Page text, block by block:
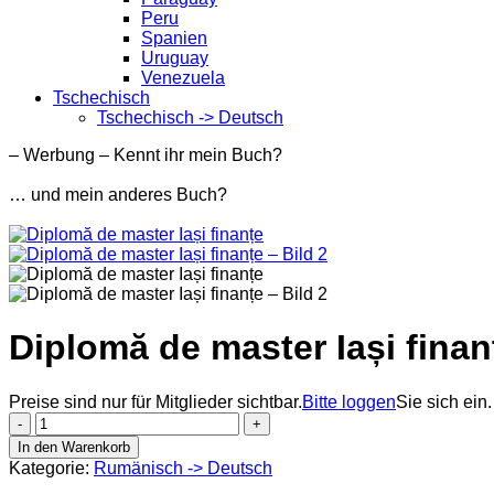
Peru
Spanien
Uruguay
Venezuela
Tschechisch
Tschechisch -> Deutsch
– Werbung – Kennt ihr mein Buch?
… und mein anderes Buch?
Diplomă de master Iași
Preise sind nur für Mitglieder sichtbar.Bitte loggenSie sich ein.
Diplomă
de
master
Iași
In den Warenkorb
Kategorie: Rumänisch -> Deutsch